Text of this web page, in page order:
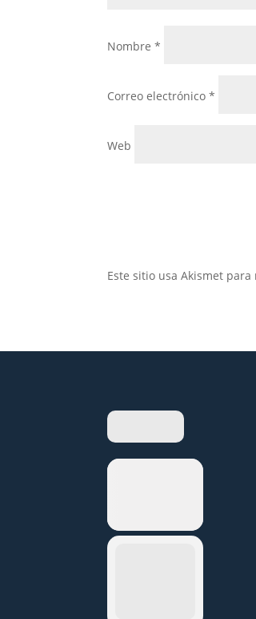
Nombre*
Correo electrónico*
Web
Este sitio usa Akismet